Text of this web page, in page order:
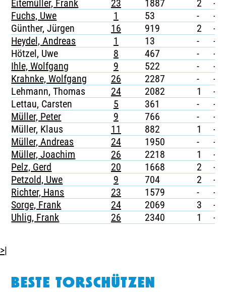
Eitemüller, Frank
23 1887 2
-
Fuchs, Uwe
1 53 -
-
Günther, Jürgen
16 919 2
-
Heydel, Andreas
1 13 -
-
Hötzel, Uwe
8 467 -
-
Ihle, Wolfgang
9 522 -
-
Krahnke, Wolfgang
26 2287 -
-
Lehmann, Thomas
24 2082 1
-
Lettau, Carsten
5 361 -
-
Müller, Peter
9 766 -
-
Müller, Klaus
11 882 1
-
Müller, Andreas
24 1950 -
-
Müller, Joachim
26 2218 1
-
Pelz, Gerd
20 1668 2
-
Petzold, Uwe
9 704 2
-
Richter, Hans
23 1579 -
-
Sorge, Frank
24 2069 3
-
Uhlig, Frank
26 2340 1 -
>|
BESTE TORSCHÜTZEN